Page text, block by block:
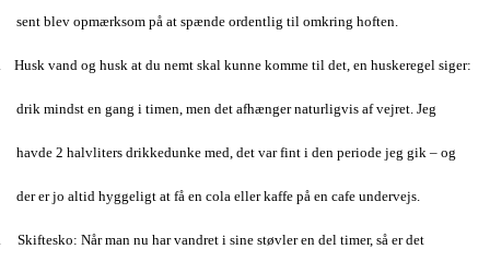
sent blev opmærksom på at spænde ordentlig til omkring hoften.
Husk vand og husk at du nemt skal kunne komme til det, en huskeregel siger:
drik mindst en gang i timen, men det afhænger naturligvis af vejret. Jeg
havde 2 halvliters drikkedunke med, det var fint i den periode jeg gik – og
der er jo altid hyggeligt at få en cola eller kaffe på en cafe undervejs.
Skiftesko: Når man nu har vandret i sine støvler en del timer, så er det